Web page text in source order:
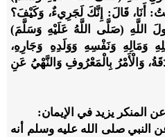
أَنَا، قَالَ: إِنَّكَ لَجَرِيءٌ، وَكَيْفَ؟
(صَلَّى اللَّهُ عَلَيْهِ وَسَلَّمَ)
وَمَالِهِ وَنَفْسِهِ وَوَلَدِهِ وَجَارِهِ،
وَالْأَمْرُ بِالْمَعْرُوفِ وَالنَّهْيُ عَنِ
المنكر يزيد في الإيمان:
النبي صلى الله عليه وسلم أنه